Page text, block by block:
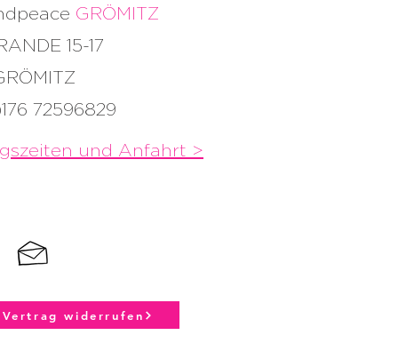
GRÖMITZ
15-17
72596829
und Anfahrt >
Vertrag widerrufen